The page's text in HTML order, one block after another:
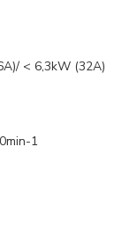
< 6,3kW (32A)
1